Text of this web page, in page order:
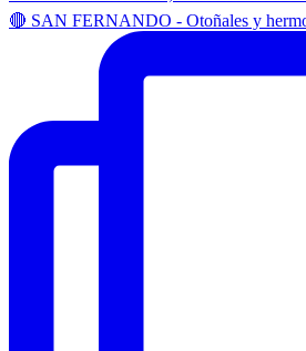
🔴 SAN FERNANDO - Otoñales y